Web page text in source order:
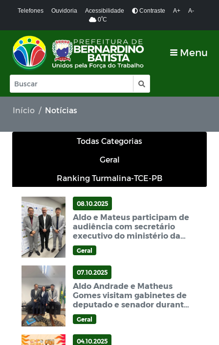
Telefones Ouvidoria Acessibilidade Contraste A+
A-
0ºC
Menu
Início Notícias
Todas Categorias
Geral
Ranking Turmalina-TCE-PB
08.10.2025
Aldo e Mateus participam de
audiência com secretário
executivo do ministério da
saúde
Geral
07.10.2025
Aldo Andrade e Matheus
Gomes visitam gabinetes de
deputado e senador durante
viagem em Brasília
Geral
04.10.2025